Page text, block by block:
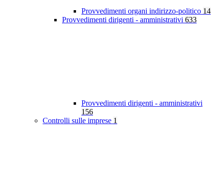
Provvedimenti organi indirizzo-politico 14
Provvedimenti dirigenti - amministrativi 633
Provvedimenti dirigenti - amministrativi
156
Controlli sulle imprese 1